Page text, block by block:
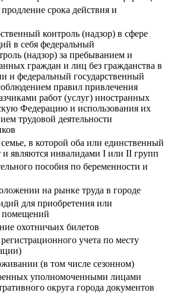
срока действия и
контроль (надзор) в сфере
в себя федеральный
(надзор) за пребыванием и
граждан и лиц без гражданства в
и федеральный государственный
правил привлечения
работ (услуг) иностранных
Федерацию и использования их
трудовой деятельности
в которой оба или единственный
и являются инвалидами I или II групп
пособия по беременности и
на рынке труда в городе
для приобретения или
помещений
охотничьих билетов
учета по месту
(в том числе сезонном)
уполномоченными лицами
округа города документов